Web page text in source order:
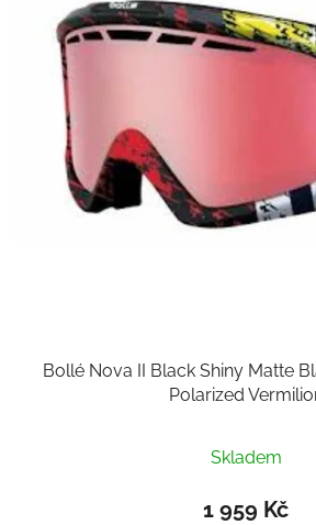
Bollé Nova II Black Shiny Matte
Polarized
Skladem
1 959 Kč